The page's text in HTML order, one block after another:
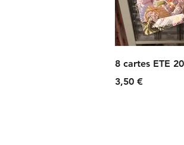
Aperçu
8 cartes ETE
Prix
3,50 €